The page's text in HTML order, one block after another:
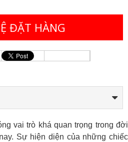
ĐẶT HÀNG
vai trò khá quan trọng trong đời
Sự hiện diện của những chiếc